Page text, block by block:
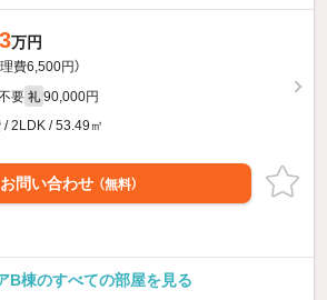
万円
理費6,500円）
要 礼 90,000円
/ 2LDK / 53.49㎡
お問い合わせ （無料）
B棟のすべての部屋を見る